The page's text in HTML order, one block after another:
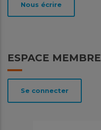
ESPACE MEMBRE
Se connecter
Nous écrire